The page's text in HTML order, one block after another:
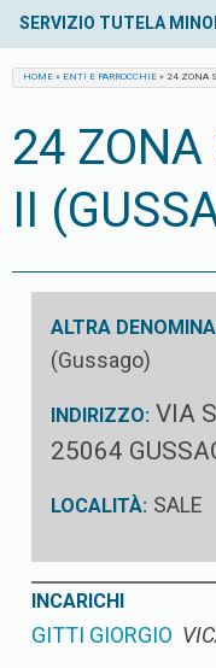
SERVIZIO TUTELA
HOME » ENTI E PARROCCHIE » 24 ZONA
24 ZONA
II
ALTRA
(Gussago)
INDIRIZZO: VIA
25064
LOCALITÀ: SALE
INCARICHI
GITTI GIORGIO